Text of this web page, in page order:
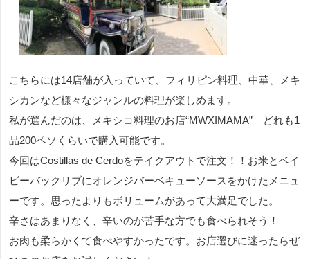
こちらには14店舗が入っていて、フィリピン料理、中華、メキ
シカンなど様々なジャンルの料理が楽しめます。
私が選んだのは、メキシコ料理のお店“MWXIMAMA” どれも1
品200ペソくらいで購入可能です。
今回はCostillas de Cerdoをテイクアウトで注文！！お米とベイ
ビーバックリブにオレンジバーベキューソースをかけたメニュ
ーです。思ったよりもボリュームがあって大満足でした。
辛さはあまりなく、辛いのが苦手な方でも食べられそう！
お肉も柔らかくて食べやすかったです。お店選びに迷ったらぜ